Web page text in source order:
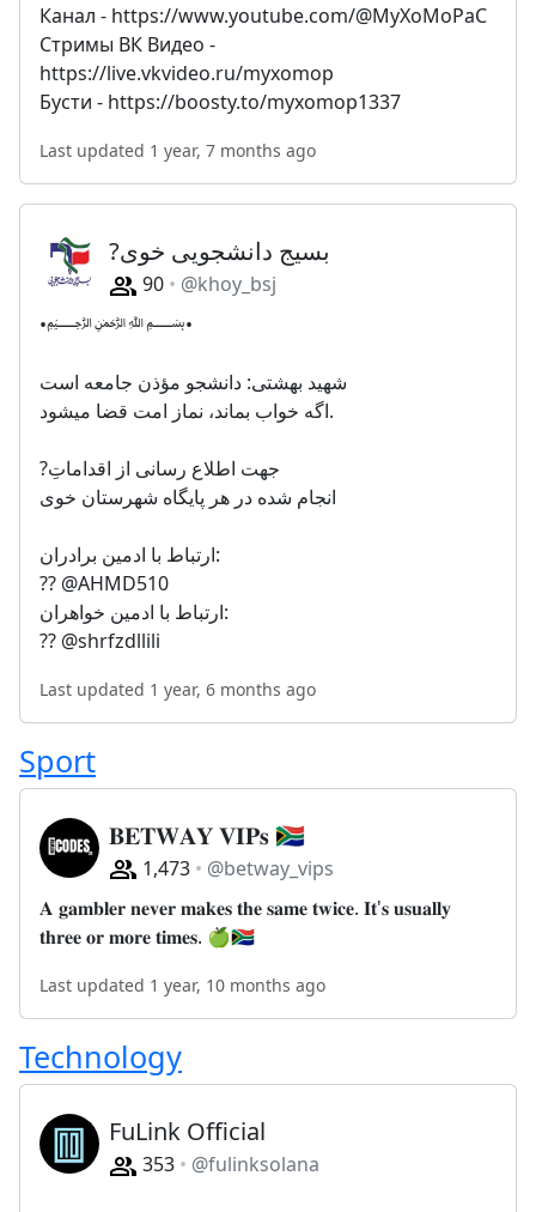
Канал - https://www.youtube.com/@MyXoMoPaC
Стримы ВК Видео -
https://live.vkvideo.ru/myxomop
Бусти - https://boosty.to/myxomop1337
Last updated 1 year, 7 months ago
?بسیج دانشجویی خوی
90
@khoy_bsj
•﷽•
شهید بهشتی: دانشجو مؤذن جامعه است
اگه خواب بماند، نماز امت قضا میشود.
?جهت اطلاع رسانی از اقداماتِ
انجام شده در هر پایگاه شهرستان خوی
ارتباط با ادمین برادران:
?? @AHMD510
ارتباط با ادمین خواهران:
?? @shrfzdllili
Last updated 1 year, 6 months ago
Sport
𝐁𝐄𝐓𝐖𝐀𝐘 𝐕𝐈𝐏𝐬 🇿🇦
1,473
@betway_vips
𝐀 𝐠𝐚𝐦𝐛𝐥𝐞𝐫 𝐧𝐞𝐯𝐞𝐫 𝐦𝐚𝐤𝐞𝐬 𝐭𝐡𝐞 𝐬𝐚𝐦𝐞 𝐭𝐰𝐢𝐜𝐞. 𝐈𝐭'𝐬 𝐮𝐬𝐮𝐚𝐥𝐥𝐲
𝐭𝐡𝐫𝐞𝐞 𝐨𝐫 𝐦𝐨𝐫𝐞 𝐭𝐢𝐦𝐞𝐬. 🍏🇿🇦
Last updated 1 year, 10 months ago
Technology
FuLink Official
353 @fulinksolana